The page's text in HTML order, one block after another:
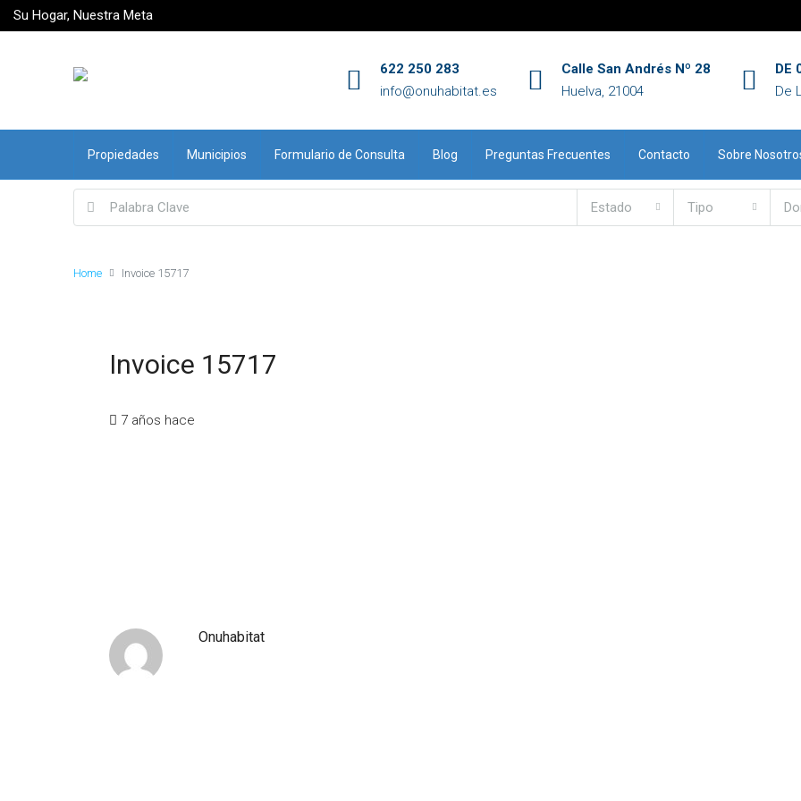
Su Hogar, Nuestra Meta
622 250 283
info@onuhabitat.es
Calle San Andrés Nº 28
Huelva, 21004
DE
De
Propiedades Municipios Formulario de Consulta Blog Preguntas Frecuentes Contacto Sobre
Estado Tipo
Home Invoice 15717
Invoice 15717
7 años hace
Onuhabitat